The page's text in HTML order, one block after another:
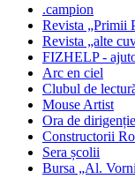
.campion
Revista „Primii
Revista „alte
FIZHELP -
Arc en ciel
Clubul de
Mouse Artist
Ora de dirigenție
Constructorii
Sera școlii
Bursa „Al.